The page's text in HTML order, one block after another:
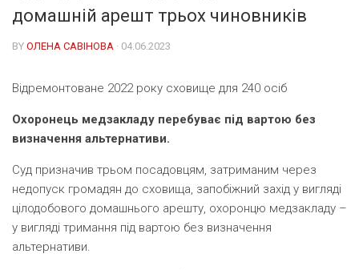
домашній арешт трьох чиновників
BY ОЛЕНА САВІНОВА · 04.06.2023
Відремонтоване 2022 року сховище для 240 осіб
Охоронець медзакладу перебуває під вартою без
визначення альтернативи.
Суд призначив трьом посадовцям, затриманим через
недопуск громадян до сховища, запобіжний захід у вигляді
цілодобового домашнього арешту, охоронцю медзакладу –
у вигляді тримання під вартою без визначення
альтернативи.